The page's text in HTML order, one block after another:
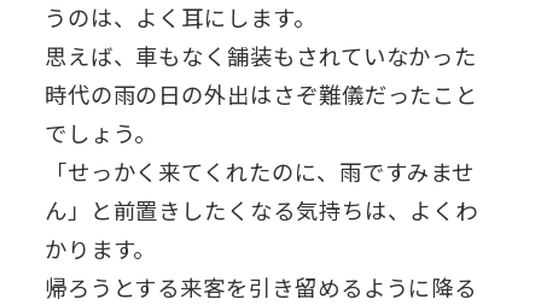
うのは、よく耳にします。
思えば、車もなく舗装もされていなかった
時代の雨の日の外出はさぞ難儀だったこと
でしょう。
「せっかく来てくれたのに、雨ですみませ
ん」と前置きしたくなる気持ちは、よくわ
かります。
帰ろうとする来客を引き留めるように降る